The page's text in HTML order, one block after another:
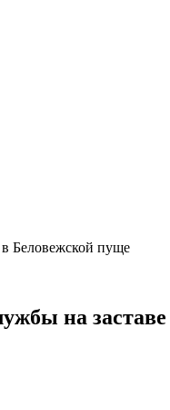
Беловежской пуще
на